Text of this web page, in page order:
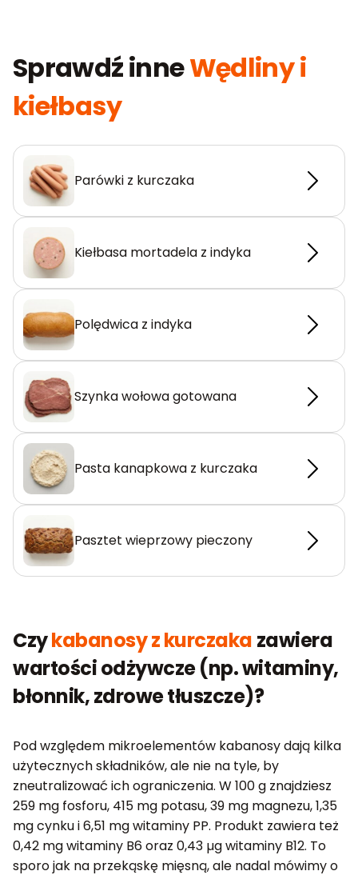
Sprawdź inneWędliny i
kiełbasy
Parówki z kurczaka
Kiełbasa mortadela z indyka
Polędwica z indyka
Szynka wołowa gotowana
Pasta kanapkowa z kurczaka
Pasztet wieprzowy pieczony
Czykabanosy z kurczaka zawiera
wartości odżywcze (np. witaminy,
błonnik, zdrowe tłuszcze)?
Pod względem mikroelementów kabanosy dają kilka
użytecznych składników, ale nie na tyle, by
zneutralizować ich ograniczenia. W 100 g znajdziesz
259 mg fosforu, 415 mg potasu, 39 mg magnezu, 1,35
mg cynku i 6,51 mg witaminy PP. Produkt zawiera też
0,42 mg witaminy B6 oraz 0,43 µg witaminy B12. To
sporo jak na przekąskę mięsną, ale nadal mówimy o